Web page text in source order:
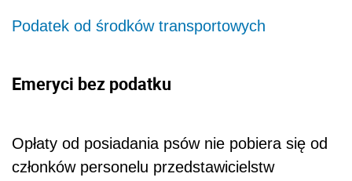
Podatek od środków transportowych
Emeryci bez podatku
Opłaty od posiadania psów nie pobiera się od
członków personelu przedstawicielstw